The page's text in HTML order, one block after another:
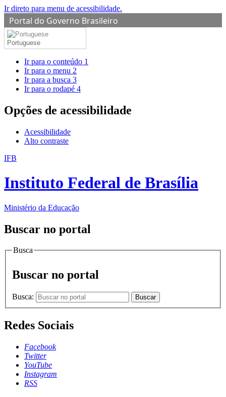
Ir direto para menu de acessibilidade.
Portal do Governo Brasileiro
Portuguese
Ir para o conteúdo 1
Ir para o menu 2
Ir para a busca 3
Ir para o rodapé 4
Opções de acessibilidade
Acessibilidade
Alto contraste
IFB
Instituto Federal de Brasília
Ministério da Educação
Buscar no portal
Busca
Buscar no portal
Busca: Buscar
Redes Sociais
Facebook
Twitter
YouTube
Instagram
RSS